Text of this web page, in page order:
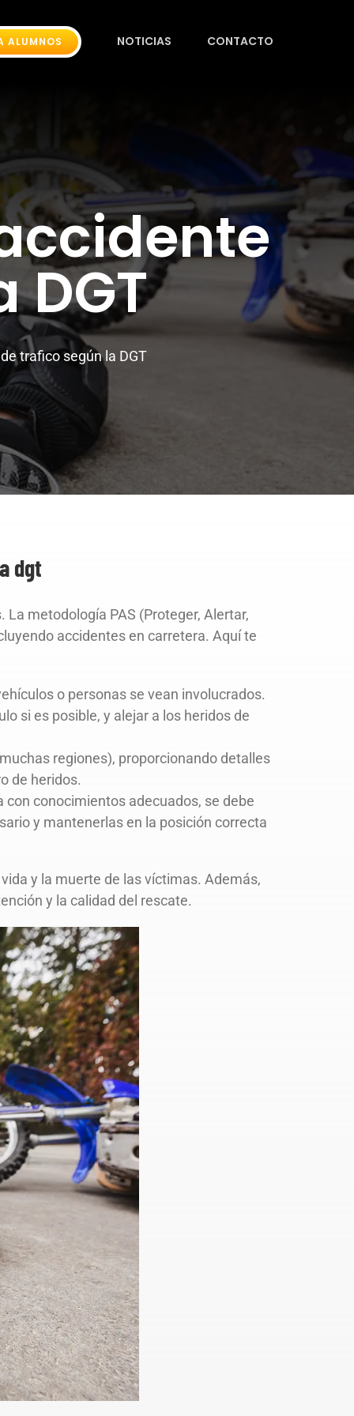
ALUMNOS NOTICIAS CONTACTO
trafico según la DGT
dgt
metodología PAS (Proteger, Alertar,
accidentes en carretera. Aquí te
o personas se vean involucrados.
si es posible, y alejar a los heridos de
regiones), proporcionando detalles
de heridos.
con conocimientos adecuados, se debe
y mantenerlas en la posición correcta
y la muerte de las víctimas. Además,
y la calidad del rescate.